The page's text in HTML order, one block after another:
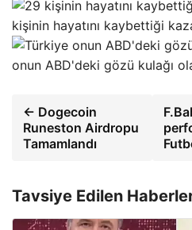
kişinin hayatını kaybettiği
onun ABD'deki gözü kulağı
← Dogecoin
Runeston Airdropu
Tamamlandı
Tavsiye Edilen